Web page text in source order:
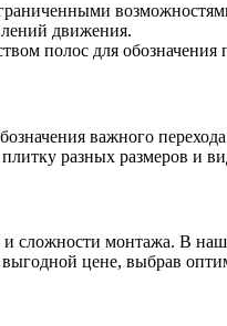
движения.
полос для обозначения
важного
разных размеров и
сложности монтажа. В
цене, выбрав